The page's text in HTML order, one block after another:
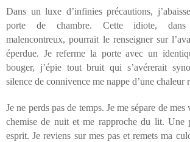
Dans un luxe d’infinies précautions,
porte de chambre. Cette idiote, dans
malencontreux, pourrait le renseigner sur
éperdue. Je referme la porte avec un
bouger, j’épie tout bruit qui s’avérerait
silence de connivence me nappe d’une chaleur
Je ne perds pas de temps. Je me sépare de
chemise de nuit et me rapproche du lit. Une
esprit. Je reviens sur mes pas et remets ma